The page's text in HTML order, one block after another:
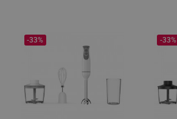
-33% -33%